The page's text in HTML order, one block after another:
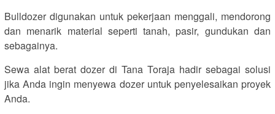
Bulldozer digunakan untuk pekerjaan menggali, mendorong
dan menarik material seperti tanah, pasir, gundukan dan
sebagainya.
Sewa alat berat dozer di Tana Toraja hadir sebagai solusi
jika Anda ingin menyewa dozer untuk penyelesaikan proyek
Anda.